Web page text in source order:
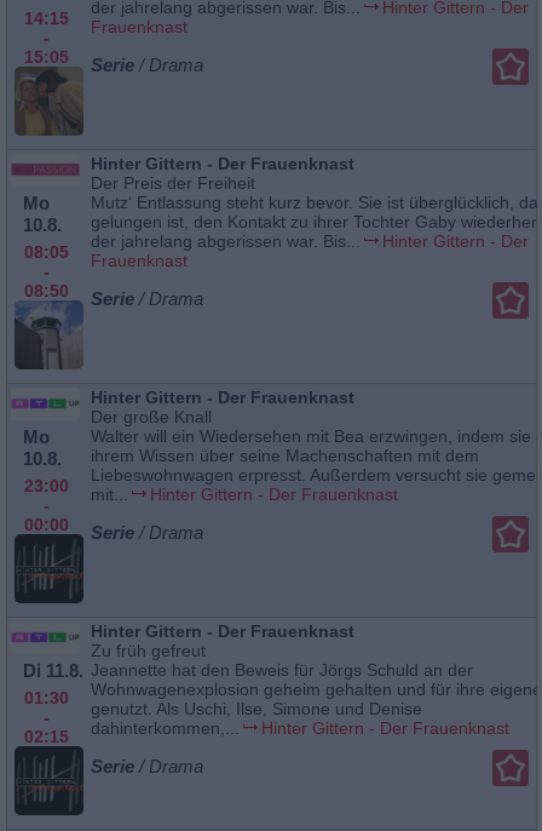
14:15
-
15:05
der jahrelang abgerissen war. Bis...
Hinter Gittern - Der
Frauenknast
Serie / Drama
Mo
10.8.
08:05
-
08:50
Hinter Gittern - Der Frauenknast
Der Preis der Freiheit
Mutz‘ Entlassung steht kurz bevor. Sie ist überglücklich,
gelungen ist, den Kontakt zu ihrer Tochter Gaby
der jahrelang abgerissen war. Bis...
Hinter Gittern - Der
Frauenknast
Serie / Drama
Mo
10.8.
23:00
-
00:00
Hinter Gittern - Der Frauenknast
Der große Knall
Walter will ein Wiedersehen mit Bea erzwingen, indem sie
ihrem Wissen über seine Machenschaften mit dem
Liebeswohnwagen erpresst. Außerdem versucht sie
mit...
Hinter Gittern - Der Frauenknast
Serie / Drama
Di 11.8.
01:30
-
02:15
Hinter Gittern - Der Frauenknast
Zu früh gefreut
Jeannette hat den Beweis für Jörgs Schuld an der
Wohnwagenexplosion geheim gehalten und für ihre
genutzt. Als Uschi, Ilse, Simone und Denise
dahinterkommen,...
Hinter Gittern - Der Frauenknast
Serie / Drama